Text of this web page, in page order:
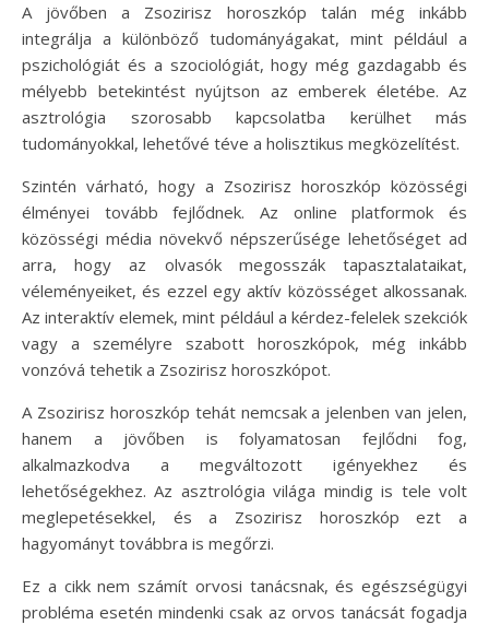
A jövőben a Zsozirisz horoszkóp talán még inkább
integrálja a különböző tudományágakat, mint például a
pszichológiát és a szociológiát, hogy még gazdagabb és
mélyebb betekintést nyújtson az emberek életébe. Az
asztrológia szorosabb kapcsolatba kerülhet más
tudományokkal, lehetővé téve a holisztikus megközelítést.
Szintén várható, hogy a Zsozirisz horoszkóp közösségi
élményei tovább fejlődnek. Az online platformok és
közösségi média növekvő népszerűsége lehetőséget ad
arra, hogy az olvasók megosszák tapasztalataikat,
véleményeiket, és ezzel egy aktív közösséget alkossanak.
Az interaktív elemek, mint például a kérdez-felelek szekciók
vagy a személyre szabott horoszkópok, még inkább
vonzóvá tehetik a Zsozirisz horoszkópot.
A Zsozirisz horoszkóp tehát nemcsak a jelenben van jelen,
hanem a jövőben is folyamatosan fejlődni fog,
alkalmazkodva a megváltozott igényekhez és
lehetőségekhez. Az asztrológia világa mindig is tele volt
meglepetésekkel, és a Zsozirisz horoszkóp ezt a
hagyományt továbbra is megőrzi.
Ez a cikk nem számít orvosi tanácsnak, és egészségügyi
probléma esetén mindenki csak az orvos tanácsát fogadja